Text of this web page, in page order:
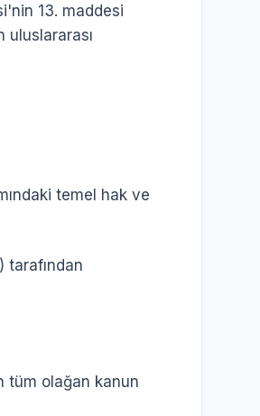
13. maddesi
uluslararası
temel hak ve
tarafından
tüm olağan kanun